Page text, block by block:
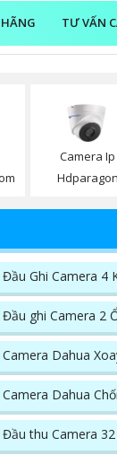
TƯ VẤN
Camera Ip
Hdparagon
Đầu Ghi Camera 4
Đầu ghi Camera 2
Camera Dahua
Camera Dahua
Đầu thu Camera